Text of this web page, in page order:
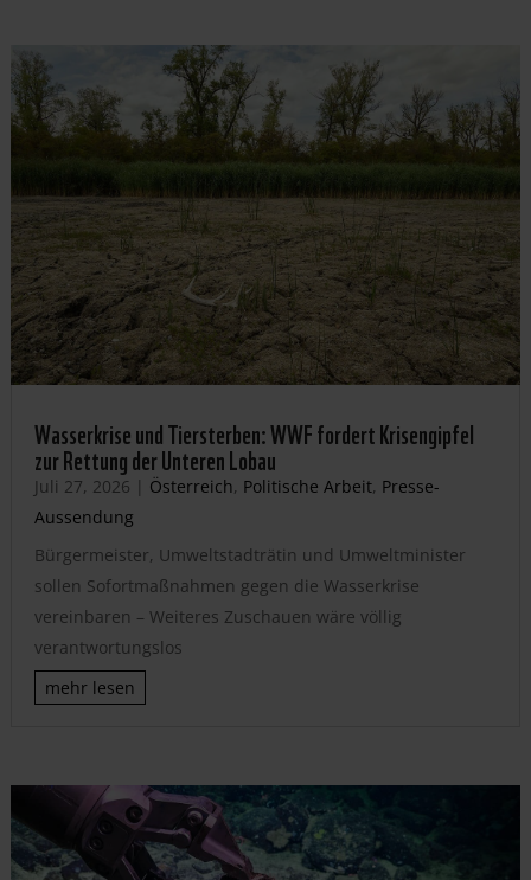
Wasserkrise und Tiersterben: WWF fordert Krisengipfel
zur Rettung der Unteren Lobau
Juli 27, 2026 | Österreich, Politische Arbeit, Presse-
Aussendung
Bürgermeister, Umweltstadträtin und Umweltminister
sollen Sofortmaßnahmen gegen die Wasserkrise
vereinbaren – Weiteres Zuschauen wäre völlig
verantwortungslos
mehr lesen